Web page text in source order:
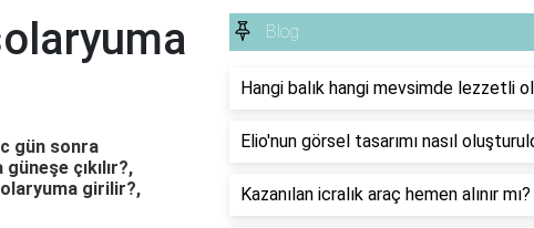
gün sonra
çıkılır?,
girilir?,
Blog
Hangi balık hangi mevsimde lezzetli
Elio'nun görsel tasarımı nasıl
Kazanılan icralık araç hemen alınır mı?